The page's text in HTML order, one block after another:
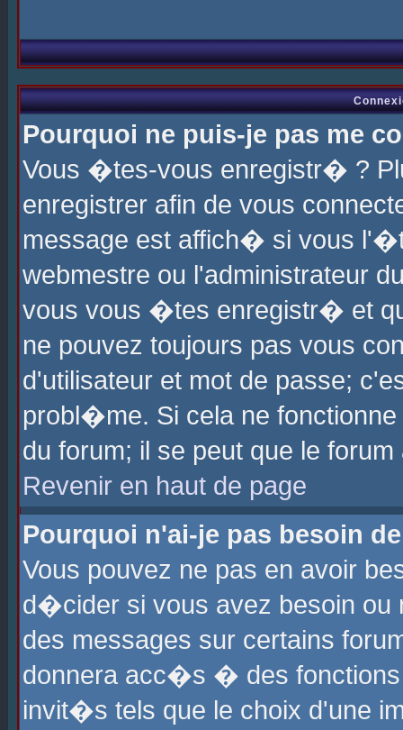
Pourquoi ne puis-je pas me
Vous �tes-vous enregistr� ?
enregistrer afin de vous
message est affich� si vous
webmestre ou l'administrateur
vous vous �tes enregistr� et
ne pouvez toujours pas vous
d'utilisateur et mot de passe;
probl�me. Si cela ne
du forum; il se peut que le
Revenir en haut de page
Pourquoi n'ai-je pas besoin
Vous pouvez ne pas en avoir
d�cider si vous avez besoin ou
des messages sur certains
donnera acc�s � des fonctions
invit�s tels que le choix d'une